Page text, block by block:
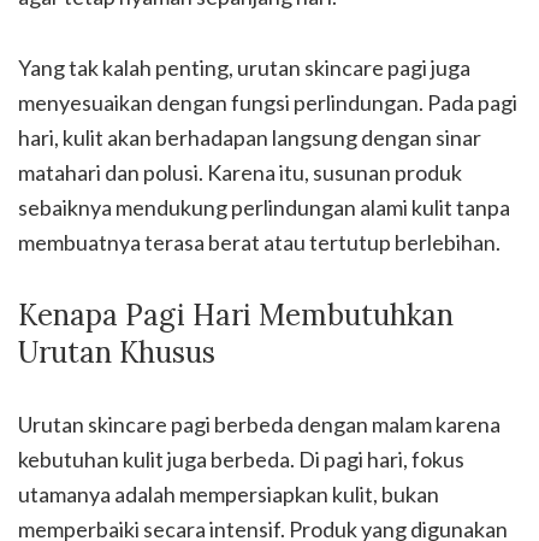
Yang tak kalah penting, urutan skincare pagi juga
menyesuaikan dengan fungsi perlindungan. Pada pagi
hari, kulit akan berhadapan langsung dengan sinar
matahari dan polusi. Karena itu, susunan produk
sebaiknya mendukung perlindungan alami kulit tanpa
membuatnya terasa berat atau tertutup berlebihan.
Kenapa Pagi Hari Membutuhkan
Urutan Khusus
Urutan skincare pagi berbeda dengan malam karena
kebutuhan kulit juga berbeda. Di pagi hari, fokus
utamanya adalah mempersiapkan kulit, bukan
memperbaiki secara intensif. Produk yang digunakan